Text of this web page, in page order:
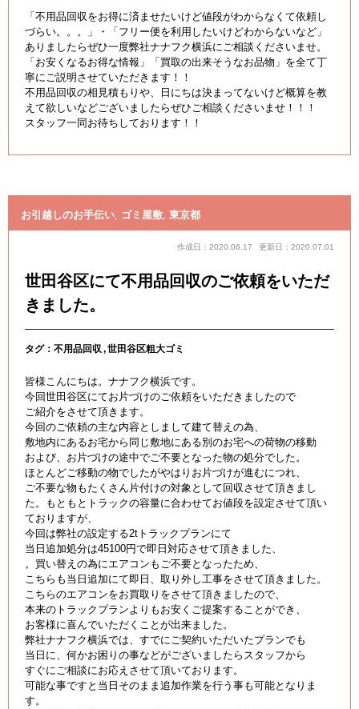
「不用品回収をお得に済ませたいけど値段がわからなくて依頼し
づらい。。。」・「フリー便を利用したいけどわからないなど」
ありましたらぜひ一度弊社ナナフク横浜にご相談くださいませ。
「お安くなるお得な情報」「買取の出来そうなお品物」を全て丁
寧にご説明させていただきます！！
不用品回収の相見積もりや、日にちは決まってないけど概算を教
えて欲しいなどございましたらぜひご相談くださいませ！！！
スタッフ一同お待ちしております！！
お引越しのお手伝い ゴミ屋敷 東京都
作成日：2020.06.17 更新日：2020.07.01
世田谷区にて不用品回収のご依頼をいただ
きました。
タグ： 不用品回収 世田谷区粗大ゴミ
皆様こんにちは。ナナフク横浜です。
今回世田谷区にてお片づけのご依頼をいただきましたので
ご紹介をさせて頂きます。
今回のご依頼の主な内容としまして建て替えの為、
敷地内にあるお宅から同じ敷地にある別のお宅への荷物の移動
および、お片づけの途中でご不要となった物の処分でした。
ほとんどご移動の物でしたがやはりお片づけが進むにつれ、
ご不要な物もたくさん片付けの対象として回収させて頂きまし
た。もともとトラックの容量に合わせてお値段を設定させて頂い
ておりますが、
今回は弊社の設定する2tトラックプランにて
当日追加処分は45100円で即日対応させて頂きました、
。買い替えの為にエアコンもご不要となったため、
こちらも当日追加にて即日、取り外し工事をさせて頂きました。
こちらのエアコンをお買取りをさせて頂きましたので、
本来のトラックプランよりもお安くご提案することができ、
お客様に喜んでいただくことが出来ました。
弊社ナナフク横浜では、すでにご契約いただいたプランでも
当日に、何かお困りの事などがございましたらスタッフから
すぐにご相談にお応えさせて頂いております。
可能な事ですと当日そのまま追加作業を行う事も可能となりま
す。